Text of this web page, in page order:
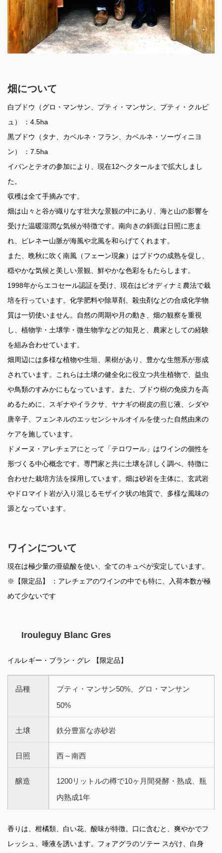
畑について
白ブドウ（グロ・マンサン、プティ・マンサン、プティ・クルビ
ュ） ：4.5ha
黒ブドウ（タナ、カベルネ・フラン、カベルネ・ソーヴィニヨ
ン） ：7.5ha
イバンとテオの参加により、現在12ヘクタールまで拡大しまし
た。
収穫は全て手摘みです。
畑は山々と谷が織りなす壮大な景観の中にあり、海と山の影響を
受けた温暖湿潤な気候が特徴です。南向きの斜面は日照に恵ま
れ、ピレネー山脈が海風や北風を和らげてくれます。
また、晩秋に吹く南風（フェーン現象）はブドウの成熟を促し、
穏やかな気候と美しい景観、鮮やかな色彩をもたらします。
1998年からエコセール認証を受け、現在はビオディナミ農法で栽
培を行っています。化学肥料や除草剤、殺虫剤などの合成化学物
質は一切使いません。自然の周期や月の動き、畑の観察を重視
し、植物学・土壌学・微生物学などの知見と、農家としての経験
を組み合わせています。
畑周辺には多様な植物や生垣、果樹があり、豊かな生態系が形成
されています。これらは土壌の健全化に役立つ共生植物で、益虫
や鳥類のすみかにもなっています。また、ブドウ樹の免疫力を高
めるために、スギナやイラクサ、ヤナギの樹皮の煎じ液、シダや
唐辛子、フェンネルのエッセンシャルオイルを使った自然由来の
ケアを施しています。
ドメーヌ・アレチェアにとって「テロワール」はワインの個性を
形づくる中心概念です。専門家と共に土壌を詳しく調べ、特徴に
合わせた栽培方法を採用しています。畑は砂岩を主体に、玄武岩
やドロマイト岩が入り混じるモザイク状の地質で、多様な風味の
源となっています。
ワインについて
現在は極少量の亜硫酸を使い、全てのキュベが安定しています。
※【限定品】 ：アレチェアのワインの中でも特に、入荷本数が極
めて少ないです
Irouleguy Blanc Gres
イルレギー・ブラン・グレ 【限定品】
品種
プティ・マンサン50%、グロ・マンサン
50%
土壌 鉄分豊富な赤砂岩
日照 西～南西
醸造
1200リットルの樽で10ヶ月間発酵・熟成、瓶
内熟成1年
香りは、柑橘類、白い花、酸味が特徴。口に含むと、爽やかでフ
レッシュ、唾液を誘います。フォアグラのソテー スがけ、白身